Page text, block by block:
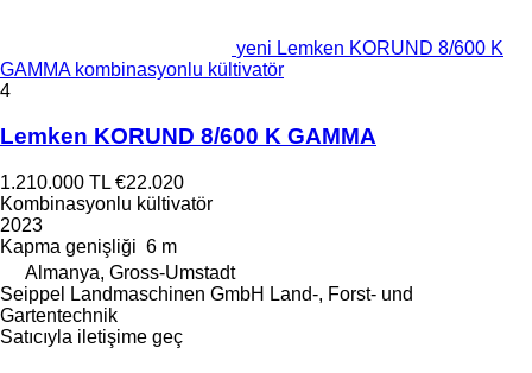
yeni Lemken KORUND 8/600 K
GAMMA kombinasyonlu kültivatör
4
Lemken KORUND 8/600 K GAMMA
1.210.000 TL €22.020
Kombinasyonlu kültivatör
2023
Kapma genişliği 6 m
Almanya, Gross-Umstadt
Seippel Landmaschinen GmbH Land-, Forst- und
Gartentechnik
Satıcıyla iletişime geç